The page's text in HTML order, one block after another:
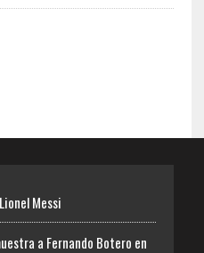
Messi
a Fernando Botero en